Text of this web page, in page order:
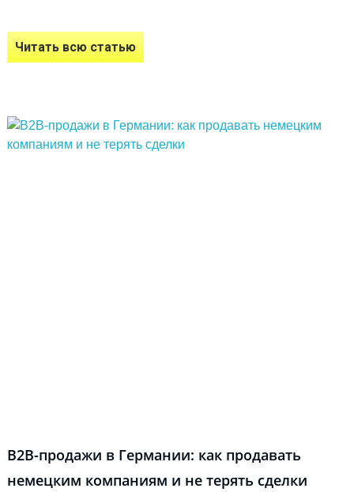
Читать всю статью
B2B-продажи в Германии: как продавать
немецким компаниям и не терять сделки